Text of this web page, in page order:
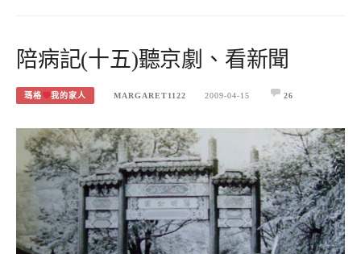
陪病記(十五)聽京劇、看新聞
瑪格 我的家人 MARGARET1122 2009-04-15 26